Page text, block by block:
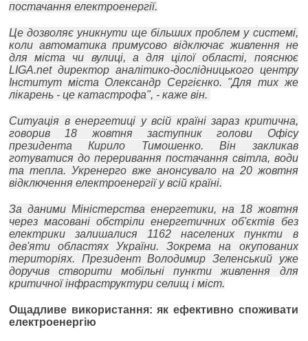
постачання електроенергії.
Це дозволяє уникнути ще більших проблем у системі,
коли автоматика примусово відключає живлення не
для міста чи вулиці, а для цілої області, пояснює
LIGA.net директор аналітико-дослідницького центру
Інститут міста Олександр Сергієнко. "Для тих же
лікарень - це катастрофа", - каже він.
Ситуація в енергетиці у всій країні зараз критична,
говорив 18 жовтня заступник голови Офісу
президента Кирило Тимошенко. Він закликав
готуватися до переривання постачання світла, води
та тепла. Укренерго вже анонсувало на 20 жовтня
відключення електроенергії у всій країні.
За даними Міністерства енергетики, на 18 жовтня
через масовані обстріли енергетичних об'єктів без
електрики залишалися 1162 населених пункти в
дев'яти областях України. Зокрема на окупованих
територіях. Президент Володимир Зеленський уже
доручив створити мобільні пункти живлення для
критичної інфраструктури селищ і міст.
Ощадливе використання: як ефективно споживати
електроенергію